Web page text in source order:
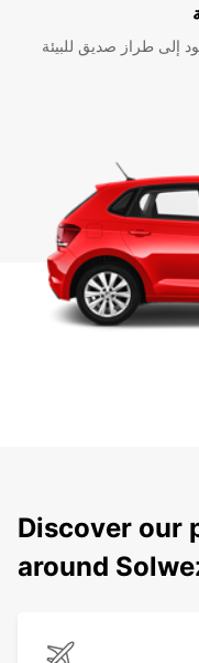
إلى طراز صديق للبيئة
Discover our
around